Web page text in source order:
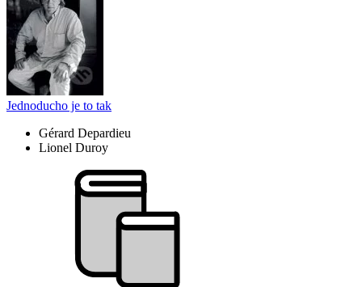
Jednoducho je to tak
Gérard Depardieu
Lionel Duroy